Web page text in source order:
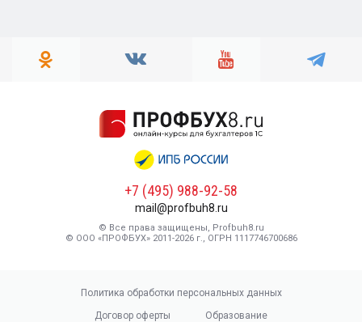
+7 (495) 988-92-58
mail@profbuh8.ru
© Все права защищены, Profbuh8.ru
© ООО «ПРОФБУХ» 2011-2026 г., ОГРН 1117746700686
Политика обработки персональных данных
Договор оферты
Образование